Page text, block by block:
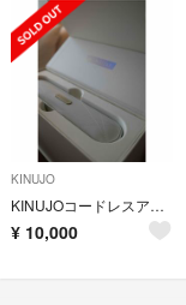
KINUJO
KINUJOコードレスアイロン
¥ 10,000